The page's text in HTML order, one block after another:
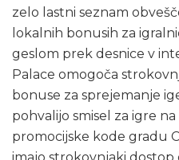
zelo lastni seznam
lokalnih bonusih za
geslom prek desnice v
Palace omogoča
bonuse za sprejemanje
pohvalijo smisel za igre
promocijske kode gradu